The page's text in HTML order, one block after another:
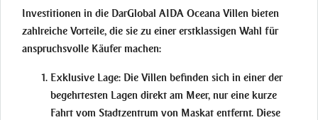
Investitionen in die DarGlobal AIDA Oceana Villen bieten
zahlreiche Vorteile, die sie zu einer erstklassigen Wahl für
anspruchsvolle Käufer machen:
Exklusive Lage: Die Villen befinden sich in einer der
begehrtesten Lagen direkt am Meer, nur eine kurze
Fahrt vom Stadtzentrum von Maskat entfernt. Diese